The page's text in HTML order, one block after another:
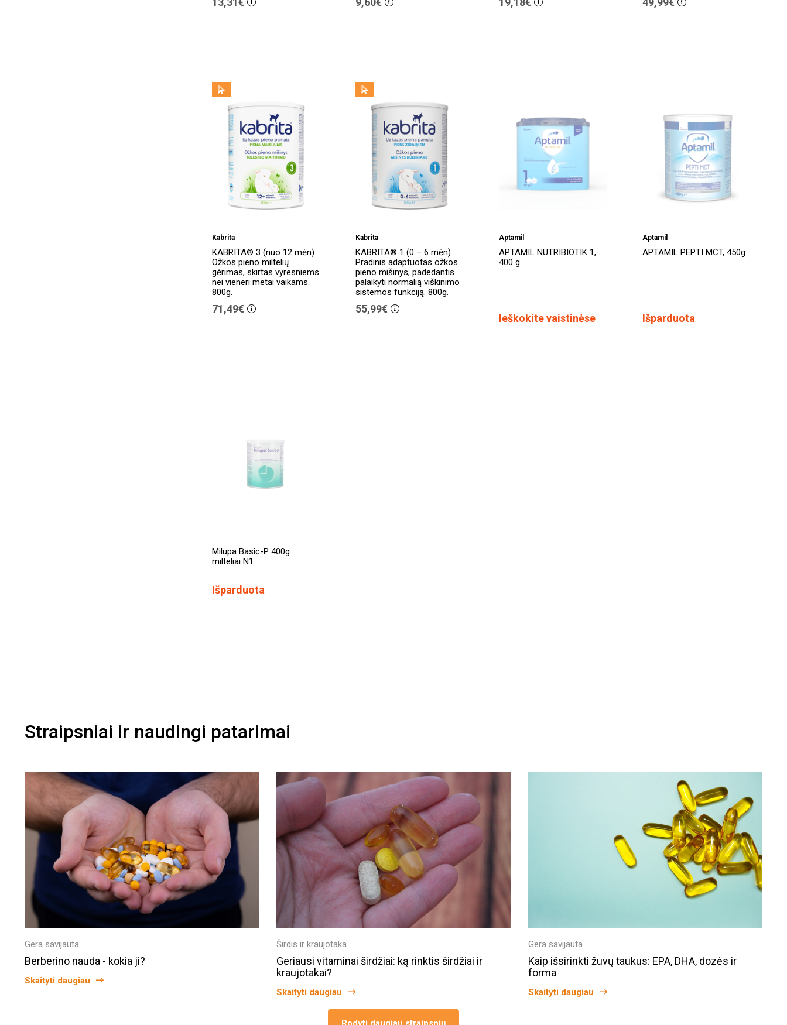
Kabrita
KABRITA® 3 (nuo 12 mėn)
Ožkos pieno miltelių
gėrimas, skirtas vyresniems
nei vieneri metai vaikams.
800g.
71,49€
Kabrita
KABRITA® 1 (0 – 6 mėn)
Pradinis adaptuotas ožkos
pieno mišinys, padedantis
palaikyti normalią viškinimo
sistemos funkciją. 800g.
55,99€
Aptamil
APTAMIL NUTRIBIOTIK 1,
400 g
Ieškokite vaistinėse
Aptamil
APTAMIL PEPTI MCT, 450g
Išparduota
Milupa Basic-P 400g
milteliai N1
Išparduota
Straipsniai ir naudingi patarimai
Gera savijauta
Berberino nauda - kokia ji?
Skaityti daugiau
Širdis ir kraujotaka
Geriausi vitaminai širdžiai: ką rinktis širdžiai ir
kraujotakai?
Skaityti daugiau
Gera savijauta
Kaip išsirinkti žuvų taukus: EPA, DHA, dozės ir
forma
Skaityti daugiau